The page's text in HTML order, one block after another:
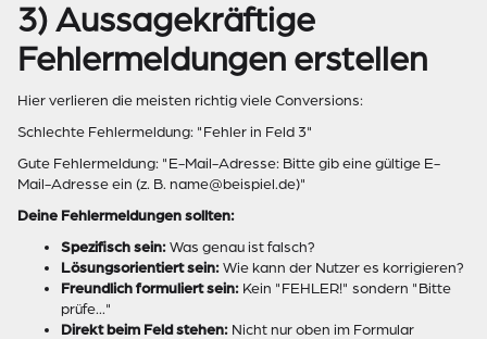
3) Aussagekräftige
Fehlermeldungen erstellen
Hier verlieren die meisten richtig viele Conversions:
Schlechte Fehlermeldung: "Fehler in Feld 3"
Gute Fehlermeldung: "E-Mail-Adresse: Bitte gib eine gültige E-
Mail-Adresse ein (z. B. name@beispiel.de)"
Deine Fehlermeldungen sollten:
Spezifisch sein: Was genau ist falsch?
Lösungsorientiert sein: Wie kann der Nutzer es korrigieren?
Freundlich formuliert sein: Kein "FEHLER!" sondern "Bitte
prüfe..."
Direkt beim Feld stehen: Nicht nur oben im Formular